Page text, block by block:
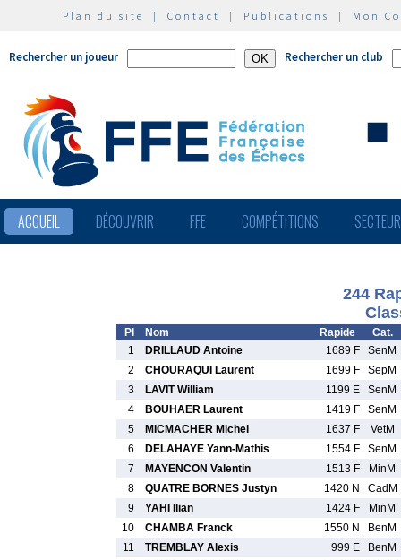
Plan du site | Contact | Publications | Mon
Rechercher un joueur Rechercher un club
ACCUEIL DÉCOUVRIR FFE COMPÉTITIONS
244
Pl Nom Rapide
Cat.
1
DRILLAUD Antoine 1689 F
SenM
2
CHOURAQUI Laurent 1699 F
SepM
3
LAVIT William 1199 E
SenM
4
BOUHAER Laurent 1419 F
SenM
5
MICMACHER Michel 1637 F
VetM
6
DELAHAYE Yann-Mathis 1554 F
SenM
7
MAYENCON Valentin 1513 F
MinM
8
QUATRE BORNES Justyn 1420 N
CadM
9
YAHI Ilian 1424 F
MinM
10
CHAMBA Franck 1550 N
BenM
11
TREMBLAY Alexis 999 E
BenM